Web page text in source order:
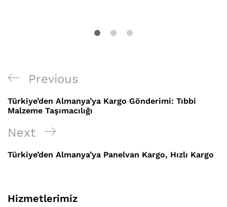
Yazı
gezinmesi
Previous
Post
Previous
Türkiye’den Almanya’ya Kargo Gönderimi: Tıbbi
Malzeme Taşımacılığı
Next
Post
Next
Türkiye’den Almanya’ya Panelvan Kargo, Hızlı Kargo
Hizmetlerimiz